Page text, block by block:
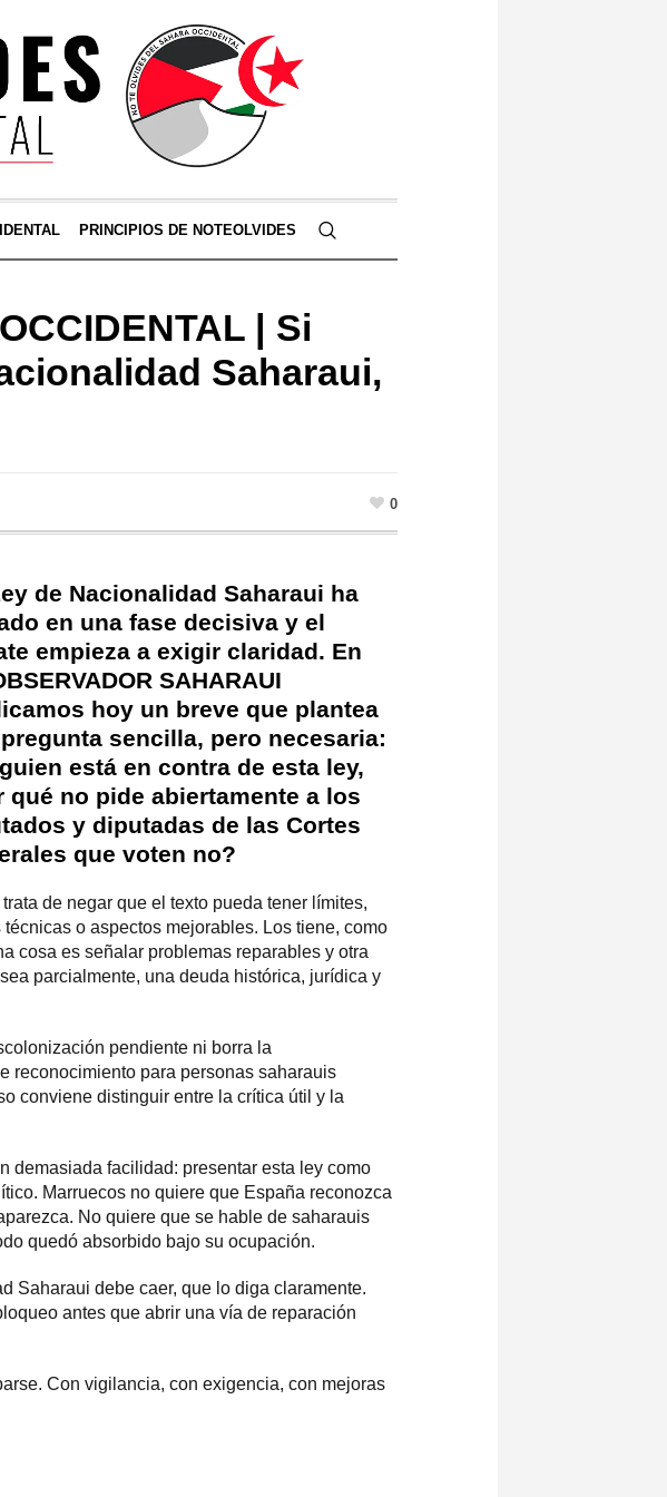
PRINCIPIOS DE NOTEOLVIDES
| Si
Saharaui,
0
de Nacionalidad Saharaui ha
en una fase decisiva y el
empieza a exigir claridad. En
SAHARAUI
hoy un breve que plantea
sencilla, pero necesaria:
está en contra de esta ley,
qué no pide abiertamente a los
y diputadas de las Cortes
que voten no?
trata de negar que el texto pueda tener límites,
técnicas o aspectos mejorables. Los tiene, como
cosa es señalar problemas reparables y otra
parcialmente, una deuda histórica, jurídica y
pendiente ni borra la
reconocimiento para personas saharauis
conviene distinguir entre la crítica útil y la
demasiada facilidad: presentar esta ley como
Marruecos no quiere que España reconozca
No quiere que se hable de saharauis
quedó absorbido bajo su ocupación.
Saharaui debe caer, que lo diga claramente.
antes que abrir una vía de reparación
Con vigilancia, con exigencia, con mejoras